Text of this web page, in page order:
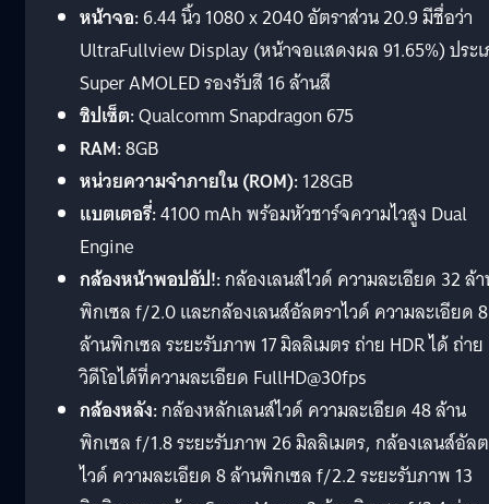
หน้าจอ:6.44 นิ้ว 1080 x 2040 อัตราส่วน 20.9 มีชื่อว่า
UltraFullview Display (หน้าจอแสดงผล 91.65%) ประ
Super AMOLED รองรับสี 16 ล้านสี
ชิปเซ็ต:Qualcomm Snapdragon 675
RAM:8GB
หน่วยความจำภายใน (ROM):128GB
แบตเตอรี่:4100 mAh พร้อมหัวชาร์จความไวสูง Dual
Engine
กล้องหน้าพอปอัป!:กล้องเลนส์ไวด์ ความละเอียด 32 ล้
พิกเซล f/2.0 และกล้องเลนส์อัลตราไวด์ ความละเอียด 8
ล้านพิกเซล ระยะรับภาพ 17 มิลลิเมตร ถ่าย HDR ได้ ถ่าย
วิดีโอได้ที่ความละเอียด FullHD@30fps
กล้องหลัง:กล้องหลักเลนส์ไวด์ ความละเอียด 48 ล้าน
พิกเซล f/1.8 ระยะรับภาพ 26 มิลลิเมตร, กล้องเลนส์อัล
ไวด์ ความละเอียด 8 ล้านพิกเซล f/2.2 ระยะรับภาพ 13